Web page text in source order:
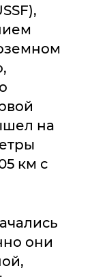
на
км с
они